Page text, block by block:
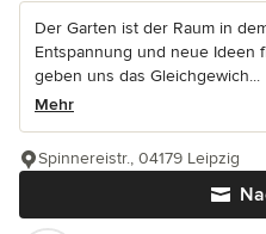
Der Garten ist der Raum in
Entspannung und neue Ideen
geben uns das Gleichgewich...
Mehr
Spinnereistr., 04179 Leipzig